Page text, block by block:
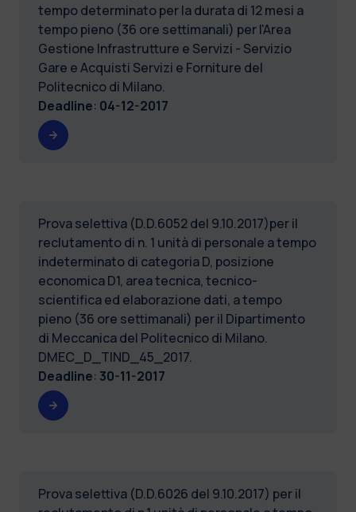
tempo determinato per la durata di 12 mesi a
tempo pieno (36 ore settimanali) per l'Area
Gestione Infrastrutture e Servizi - Servizio
Gare e Acquisti Servizi e Forniture del
Politecnico di Milano.
Deadline: 04-12-2017
Prova selettiva (D.D.6052 del 9.10.2017)per il
reclutamento di n. 1 unità di personale a tempo
indeterminato di categoria D, posizione
economica D1, area tecnica, tecnico-
scientifica ed elaborazione dati, a tempo
pieno (36 ore settimanali) per il Dipartimento
di Meccanica del Politecnico di Milano.
DMEC_D_TIND_45_2017.
Deadline: 30-11-2017
Prova selettiva (D.D.6026 del 9.10.2017) per il